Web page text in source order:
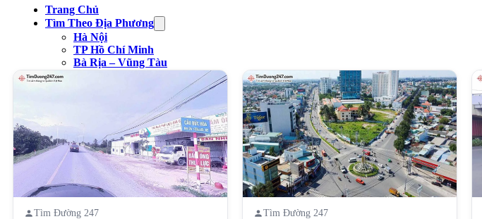
Trang Chủ
Tìm Theo Địa Phương
Hà Nội
TP Hồ Chí Minh
Bà Rịa – Vũng Tàu
Trạm xăng
Sân Vận Động
Nhà Hàng
Liên Hệ
Tìm Đường 247 Tìm Đường 247